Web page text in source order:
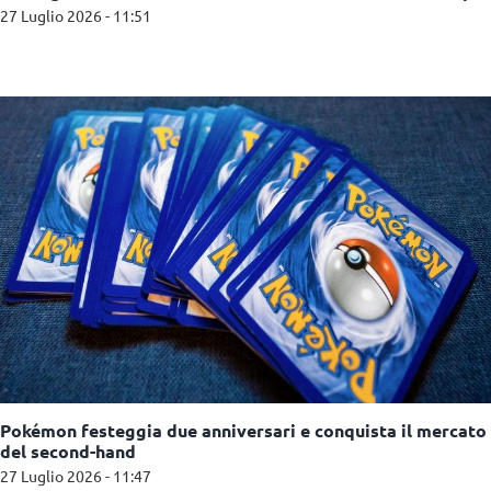
27 Luglio 2026 - 11:51
Pokémon festeggia due anniversari e conquista il mercato
del second-hand
27 Luglio 2026 - 11:47